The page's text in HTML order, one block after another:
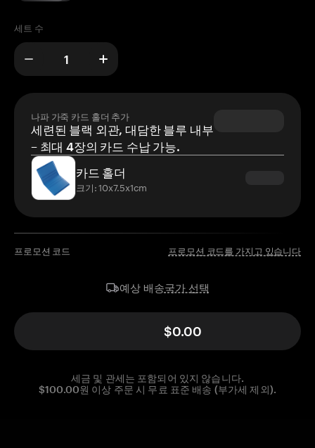
세트 수
나파 가죽 카드 홀더 추가
세련된 블랙 외관, 대담한 블루 내부
– 최대 4장의 카드 수납 가능.
카드 홀더
크기: 10x7.5x1cm
프로모션 코드 프로모션 코드를 가지고 있습니다
예상 배송국가 선택
$0.00
세금 및 관세는 포함되어 있지 않습니다.
$100.00원 이상 주문 시 무료 표준 배송 (부가세 제외).